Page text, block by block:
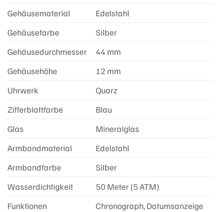
Gehäusematerial
Edelstahl
Gehäusefarbe
Silber
Gehäusedurchmesser
44 mm
Gehäusehöhe
12 mm
Uhrwerk
Quarz
Zifferblattfarbe
Blau
Glas
Mineralglas
Armbandmaterial
Edelstahl
Armbandfarbe
Silber
Wasserdichtigkeit
50 Meter (5 ATM)
Funktionen
Chronograph, Datumsanzeige